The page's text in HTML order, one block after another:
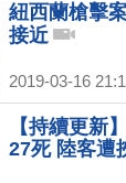
紐西蘭槍擊
接近
2019-03-16
【持續更新
27死 陸客遭